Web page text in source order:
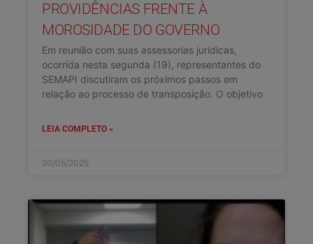
PROVIDÊNCIAS FRENTE À
MOROSIDADE DO GOVERNO
Em reunião com suas assessorias jurídicas,
ocorrida nesta segunda (19), representantes do
SEMAPI discutiram os próximos passos em
relação ao processo de transposição. O objetivo
LEIA COMPLETO »
20/05/2025